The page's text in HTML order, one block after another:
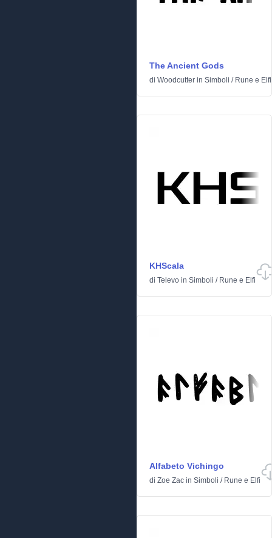
The Ancient Gods
di Woodcutter in Simboli / Rune e Elfi
KHScala
di Televo in Simboli / Rune e Elfi
Alfabeto Vichingo
di Zoe Zac in Simboli / Rune e Elfi